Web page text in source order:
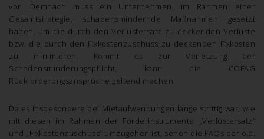
vor. Demnach muss ein Unternehmen, im Rahmen einer
Gesamtstrategie, schadensmindernde Maßnahmen gesetzt
haben, um die durch den Verlustersatz zu deckenden Verluste
bzw. die durch den Fixkostenzuschuss zu deckenden Fixkosten
zu minimieren. Kommt es zur Verletzung der
Schadensminderungspflicht, kann die COFAG
Rückforderungsansprüche geltend machen.
Da es insbesondere bei Mietaufwendungen lange strittig war, wie
mit diesen im Rahmen der Förderinstrumente „Verlustersatz“
und „Fixkostenzuschuss“ umzugehen ist, sehen die FAQs der o.a.